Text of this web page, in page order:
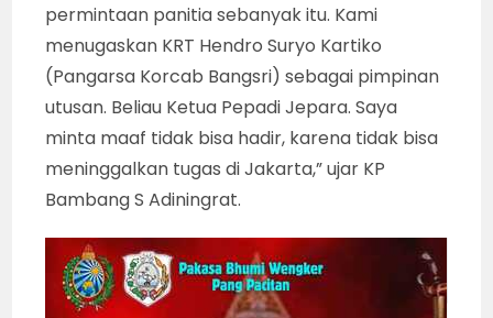
permintaan panitia sebanyak itu. Kami
menugaskan KRT Hendro Suryo Kartiko
(Pangarsa Korcab Bangsri) sebagai pimpinan
utusan. Beliau Ketua Pepadi Jepara. Saya
minta maaf tidak bisa hadir, karena tidak bisa
meninggalkan tugas di Jakarta,” ujar KP
Bambang S Adiningrat.